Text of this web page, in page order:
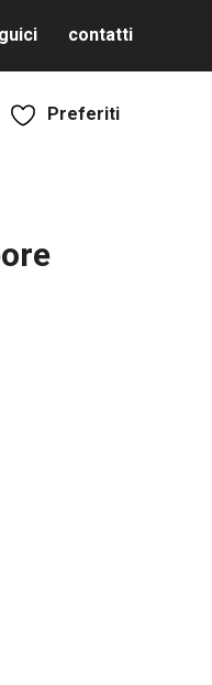
contatti
Preferiti